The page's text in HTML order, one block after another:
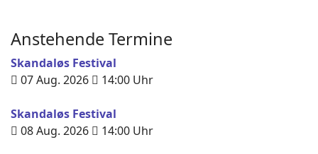
Anstehende Termine
Skandaløs Festival
07 Aug. 2026
14:00 Uhr
Skandaløs Festival
08 Aug. 2026
14:00 Uhr